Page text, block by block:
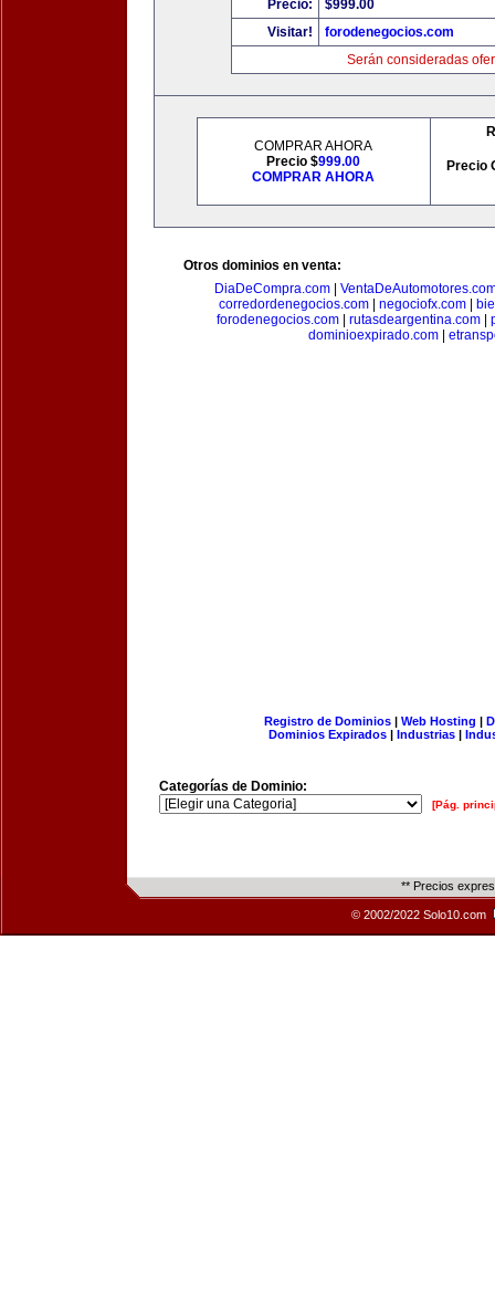
Precio:
$999.00
Visitar!
forodenegocios.com
Serán consideradas
COMPRAR AHORA
Precio $999.00
COMPRAR AHORA
Precio
Otros dominios en venta:
DiaDeCompra.com|
corredordenegocios.com
negociofx.com
forodenegocios.com| rutasdeargentina.com|
dominioexpirado.com|
Registro de Dominios| Web Hosting |
Dominios Expirados | Industrias |
Categorías de Dominio:
[Pág.
** Precios
© 2002/2022 Solo10.com